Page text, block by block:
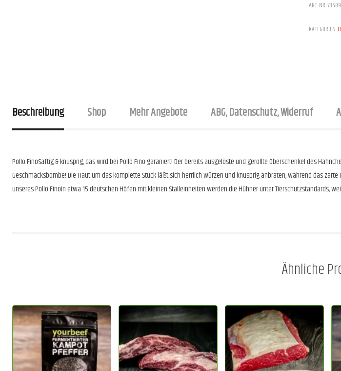
ART.-NR.:
KATEGORIEN:
Beschreibung Shop Mehr Angebote ABG, Datenschutz, Widerruf
Pollo FinoSaftig & knusprig, das wird bei Pollo Fino garaniert! Der bereits ausgelöste und gerollte Oberschenkel des
Geschmacksbombe! Die Haut um das komplette Stück läßt sich herrlich würzen und knusprig anbraten, während das
unseres Pollo FinoIn etwa 15 deutschen Höfen mit kleinen Stalleinheiten werden die Hühner unter Tierschutzstandards,
Ähnliche